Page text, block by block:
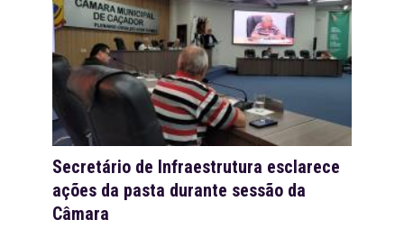
Secretário de Infraestrutura esclarece
ações da pasta durante sessão da
Câmara